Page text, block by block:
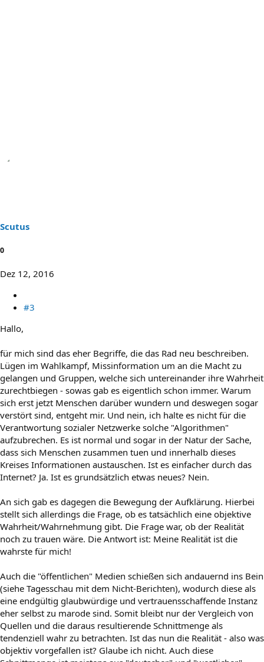
Scutus
0
Dez 12, 2016
#3
Hallo,
für mich sind das eher Begriffe, die das Rad neu beschreiben.
Lügen im Wahlkampf, Missinformation um an die Macht zu
gelangen und Gruppen, welche sich untereinander ihre Wahrheit
zurechtbiegen - sowas gab es eigentlich schon immer. Warum
sich erst jetzt Menschen darüber wundern und deswegen sogar
verstört sind, entgeht mir. Und nein, ich halte es nicht für die
Verantwortung sozialer Netzwerke solche "Algorithmen"
aufzubrechen. Es ist normal und sogar in der Natur der Sache,
dass sich Menschen zusammen tuen und innerhalb dieses
Kreises Informationen austauschen. Ist es einfacher durch das
Internet? Ja. Ist es grundsätzlich etwas neues? Nein.
An sich gab es dagegen die Bewegung der Aufklärung. Hierbei
stellt sich allerdings die Frage, ob es tatsächlich eine objektive
Wahrheit/Wahrnehmung gibt. Die Frage war, ob der Realität
noch zu trauen wäre. Die Antwort ist: Meine Realität ist die
wahrste für mich!
Auch die "öffentlichen" Medien schießen sich andauernd ins Bein
(siehe Tagesschau mit dem Nicht-Berichten), wodurch diese als
eine endgültig glaubwürdige und vertrauensschaffende Instanz
eher selbst zu marode sind. Somit bleibt nur der Vergleich von
Quellen und die daraus resultierende Schnittmenge als
tendenziell wahr zu betrachten. Ist das nun die Realität - also was
objektiv vorgefallen ist? Glaube ich nicht. Auch diese